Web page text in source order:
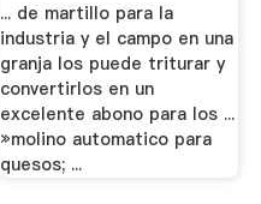
... de martillo para la
industria y el campo en una
granja los puede triturar y
convertirlos en un
excelente abono para los ...
»molino automatico para
quesos; ...